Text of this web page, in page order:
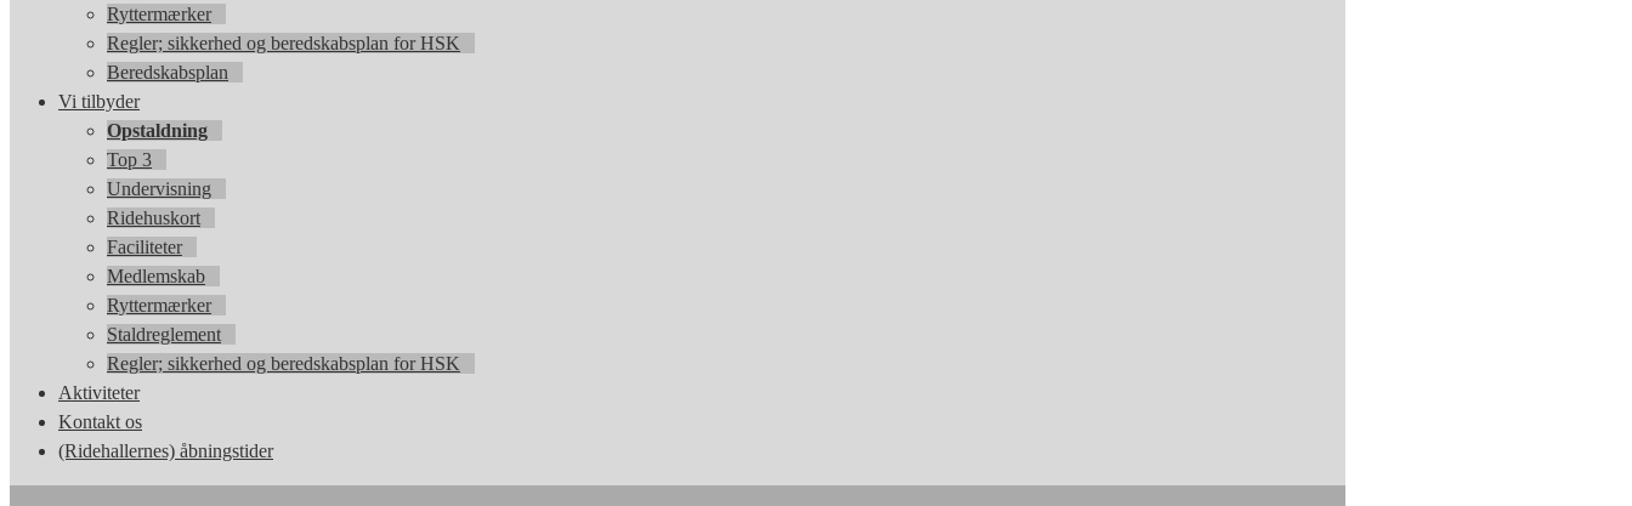
Ryttermærker
Regler; sikkerhed og beredskabsplan for HSK
Beredskabsplan
Vi tilbyder
Opstaldning
Top 3
Undervisning
Ridehuskort
Faciliteter
Medlemskab
Ryttermærker
Staldreglement
Regler; sikkerhed og beredskabsplan for HSK
Aktiviteter
Kontakt os
(Ridehallernes) åbningstider